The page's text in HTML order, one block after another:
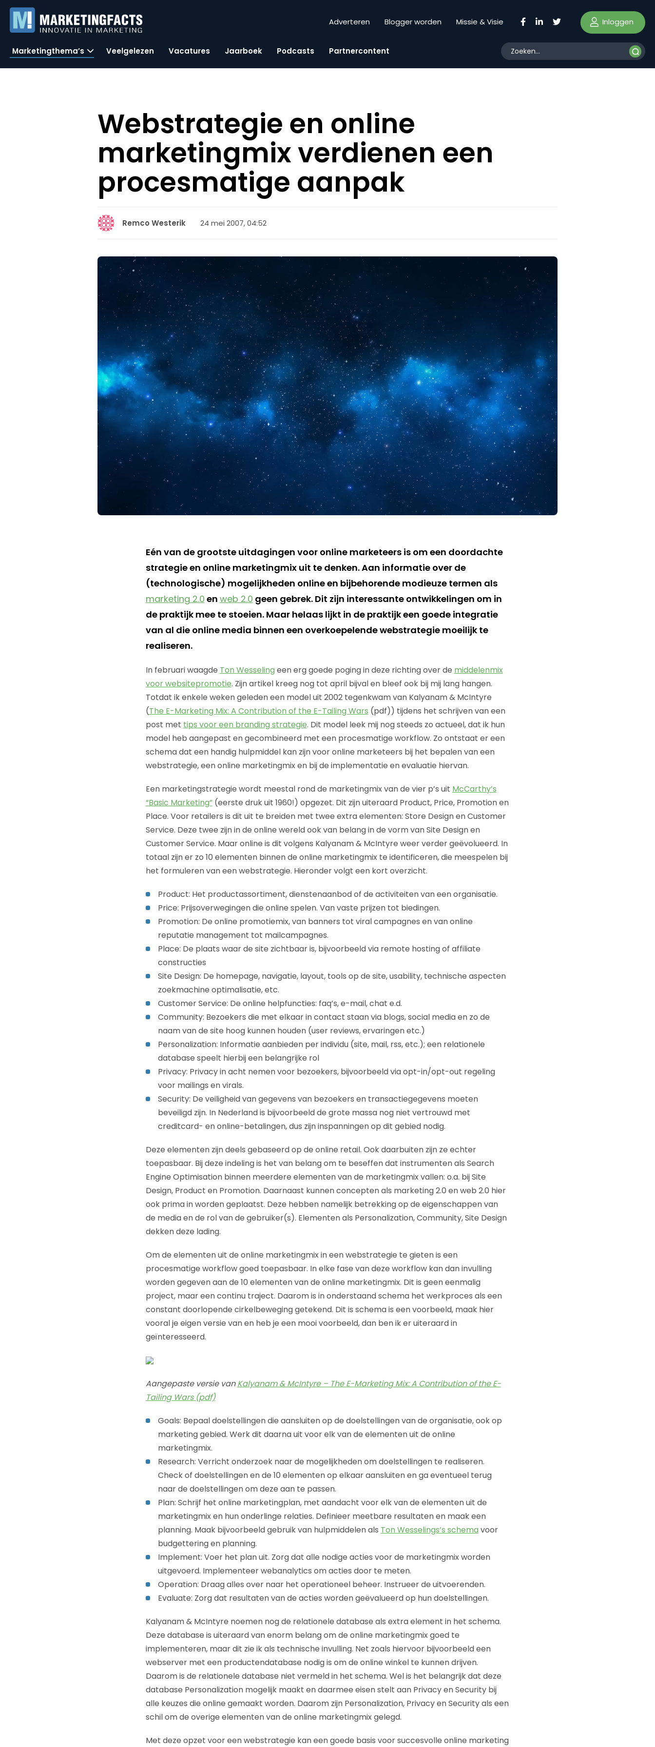
Adverteren Blogger worden Missie & Visie Inloggen
Marketingthema’s Veelgelezen Vacatures Jaarboek Podcasts Partnercontent
Webstrategie en online
marketingmix verdienen een
procesmatige aanpak
Remco Westerik 24 mei 2007, 04:52
Eén van de grootste uitdagingen voor online marketeers is om een doordachte
strategie en online marketingmix uit te denken. Aan informatie over de
(technologische) mogelijkheden online en bijbehorende modieuze termen als
marketing 2.0 en web 2.0 geen gebrek. Dit zijn interessante ontwikkelingen om in
de praktijk mee te stoeien. Maar helaas lijkt in de praktijk een goede integratie
van al die online media binnen een overkoepelende webstrategie moeilijk te
realiseren.
In februari waagde Ton Wesseling een erg goede poging in deze richting over de middelenmix
voor websitepromotie. Zijn artikel kreeg nog tot april bijval en bleef ook bij mij lang hangen.
Totdat ik enkele weken geleden een model uit 2002 tegenkwam van Kalyanam & McIntyre
(The E-Marketing Mix: A Contribution of the E-Tailing Wars (pdf)) tijdens het schrijven van een
post met tips voor een branding strategie. Dit model leek mij nog steeds zo actueel, dat ik hun
model heb aangepast en gecombineerd met een procesmatige workflow. Zo ontstaat er een
schema dat een handig hulpmiddel kan zijn voor online marketeers bij het bepalen van een
webstrategie, een online marketingmix en bij de implementatie en evaluatie hiervan.
Een marketingstrategie wordt meestal rond de marketingmix van de vier p’s uit McCarthy’s
“Basic Marketing”(eerste druk uit 1960!) opgezet. Dit zijn uiteraard Product, Price, Promotion en
Place. Voor retailers is dit uit te breiden met twee extra elementen: Store Design en Customer
Service. Deze twee zijn in de online wereld ook van belang in de vorm van Site Design en
Customer Service. Maar online is dit volgens Kalyanam & McIntyre weer verder geëvolueerd. In
totaal zijn er zo 10 elementen binnen de online marketingmix te identificeren, die meespelen bij
het formuleren van een webstrategie. Hieronder volgt een kort overzicht.
Product: Het productassortiment, dienstenaanbod of de activiteiten van een organisatie.
Price: Prijsoverwegingen die online spelen. Van vaste prijzen tot biedingen.
Promotion: De online promotiemix, van banners tot viral campagnes en van online
reputatie management tot mailcampagnes.
Place: De plaats waar de site zichtbaar is, bijvoorbeeld via remote hosting of affiliate
constructies
Site Design: De homepage, navigatie, layout, tools op de site, usability, technische aspecten
zoekmachine optimalisatie, etc.
Customer Service: De online helpfuncties: faq’s, e-mail, chat e.d.
Community: Bezoekers die met elkaar in contact staan via blogs, social media en zo de
naam van de site hoog kunnen houden (user reviews, ervaringen etc.)
Personalization: Informatie aanbieden per individu (site, mail, rss, etc.); een relationele
database speelt hierbij een belangrijke rol
Privacy: Privacy in acht nemen voor bezoekers, bijvoorbeeld via opt-in/opt-out regeling
voor mailings en virals.
Security: De veiligheid van gegevens van bezoekers en transactiegegevens moeten
beveiligd zijn. In Nederland is bijvoorbeeld de grote massa nog niet vertrouwd met
creditcard- en online-betalingen, dus zijn inspanningen op dit gebied nodig.
Deze elementen zijn deels gebaseerd op de online retail. Ook daarbuiten zijn ze echter
toepasbaar. Bij deze indeling is het van belang om te beseffen dat instrumenten als Search
Engine Optimisation binnen meerdere elementen van de marketingmix vallen: o.a. bij Site
Design, Product en Promotion. Daarnaast kunnen concepten als marketing 2.0 en web 2.0 hier
ook prima in worden geplaatst. Deze hebben namelijk betrekking op de eigenschappen van
de media en de rol van de gebruiker(s). Elementen als Personalization, Community, Site Design
dekken deze lading.
Om de elementen uit de online marketingmix in een webstrategie te gieten is een
procesmatige workflow goed toepasbaar. In elke fase van deze workflow kan dan invulling
worden gegeven aan de 10 elementen van de online marketingmix. Dit is geen eenmalig
project, maar een continu traject. Daarom is in onderstaand schema het werkproces als een
constant doorlopende cirkelbeweging getekend. Dit is schema is een voorbeeld, maak hier
vooral je eigen versie van en heb je een mooi voorbeeld, dan ben ik er uiteraard in
geïnteresseerd.
Aangepaste versie vanKalyanam & McIntyre – The E-Marketing Mix: A Contribution of the E-
Tailing Wars (pdf)
Goals: Bepaal doelstellingen die aansluiten op de doelstellingen van de organisatie, ook op
marketing gebied. Werk dit daarna uit voor elk van de elementen uit de online
marketingmix.
Research: Verricht onderzoek naar de mogelijkheden om doelstellingen te realiseren.
Check of doelstellingen en de 10 elementen op elkaar aansluiten en ga eventueel terug
naar de doelstellingen om deze aan te passen.
Plan: Schrijf het online marketingplan, met aandacht voor elk van de elementen uit de
marketingmix en hun onderlinge relaties. Definieer meetbare resultaten en maak een
planning. Maak bijvoorbeeld gebruik van hulpmiddelen als Ton Wesselings’s schema voor
budgettering en planning.
Implement: Voer het plan uit. Zorg dat alle nodige acties voor de marketingmix worden
uitgevoerd. Implementeer webanalytics om acties door te meten.
Operation: Draag alles over naar het operationeel beheer. Instrueer de uitvoerenden.
Evaluate: Zorg dat resultaten van de acties worden geëvalueerd op hun doelstellingen.
Kalyanam & McIntyre noemen nog de relationele database als extra element in het schema.
Deze database is uiteraard van enorm belang om de online marketingmix goed te
implementeren, maar dit zie ik als technische invulling. Net zoals hiervoor bijvoorbeeld een
webserver met een productendatabase nodig is om de online winkel te kunnen drijven.
Daarom is de relationele database niet vermeld in het schema. Wel is het belangrijk dat deze
database Personalization mogelijk maakt en daarmee eisen stelt aan Privacy en Security bij
alle keuzes die online gemaakt worden. Daarom zijn Personalization, Privacy en Security als een
schil om de overige elementen van de online marketingmix gelegd.
Met deze opzet voor een webstrategie kan een goede basis voor succesvolle online marketing